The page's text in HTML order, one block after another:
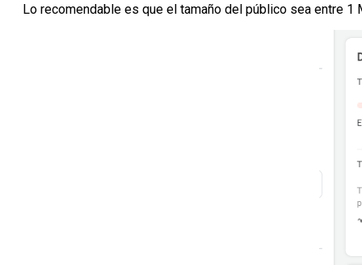
Lo recomendable es que el tamaño del público sea entre